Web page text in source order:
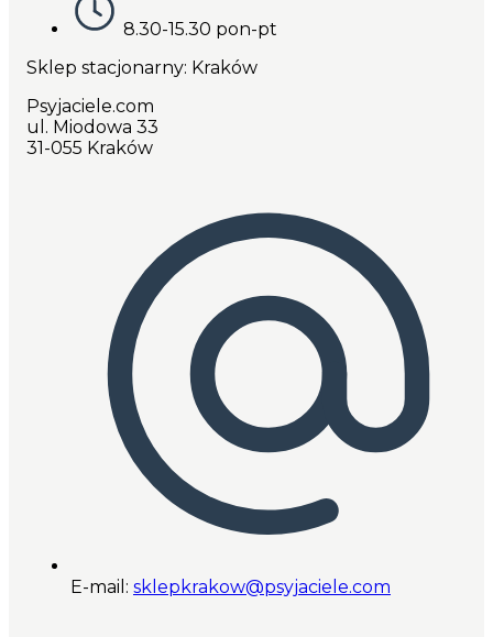
8.30-15.30 pon-pt
Sklep stacjonarny: Kraków
Psyjaciele.com
ul. Miodowa 33
31-055 Kraków
E-mail: sklepkrakow@psyjaciele.com